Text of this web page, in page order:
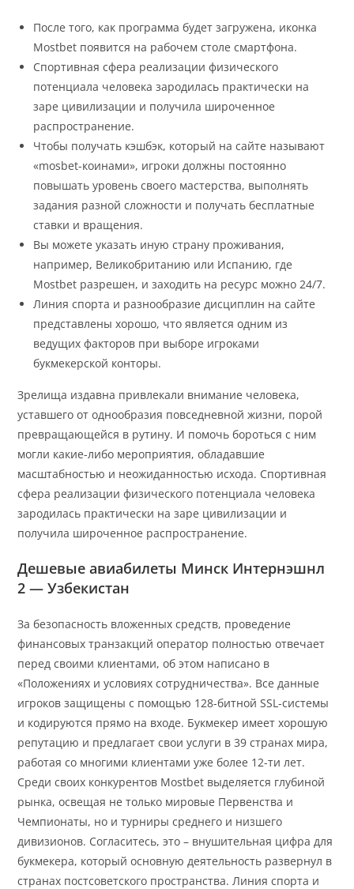
После того, как программа будет загружена, иконка
Mostbet появится на рабочем столе смартфона.
Спортивная сфера реализации физического
потенциала человека зародилась практически на
заре цивилизации и получила широченное
распространение.
Чтобы получать кэшбэк, который на сайте называют
«mosbet-коинами», игроки должны постоянно
повышать уровень своего мастерства, выполнять
задания разной сложности и получать бесплатные
ставки и вращения.
Вы можете указать иную страну проживания,
например, Великобританию или Испанию, где
Mostbet разрешен, и заходить на ресурс можно 24/7.
Линия спорта и разнообразие дисциплин на сайте
представлены хорошо, что является одним из
ведущих факторов при выборе игроками
букмекерской конторы.
Зрелища издавна привлекали внимание человека,
уставшего от однообразия повседневной жизни, порой
превращающейся в рутину. И помочь бороться с ним
могли какие-либо мероприятия, обладавшие
масштабностью и неожиданностью исхода. Спортивная
сфера реализации физического потенциала человека
зародилась практически на заре цивилизации и
получила широченное распространение.
Дешевые авиабилеты Минск Интернэшнл
2 — Узбекистан
За безопасность вложенных средств, проведение
финансовых транзакций оператор полностью отвечает
перед своими клиентами, об этом написано в
«Положениях и условиях сотрудничества». Все данные
игроков защищены с помощью 128-битной SSL-системы
и кодируются прямо на входе. Букмекер имеет хорошую
репутацию и предлагает свои услуги в 39 странах мира,
работая со многими клиентами уже более 12-ти лет.
Среди своих конкурентов Mostbet выделяется глубиной
рынка, освещая не только мировые Первенства и
Чемпионаты, но и турниры среднего и низшего
дивизионов. Согласитесь, это – внушительная цифра для
букмекера, который основную деятельность развернул в
странах постсоветского пространства. Линия спорта и